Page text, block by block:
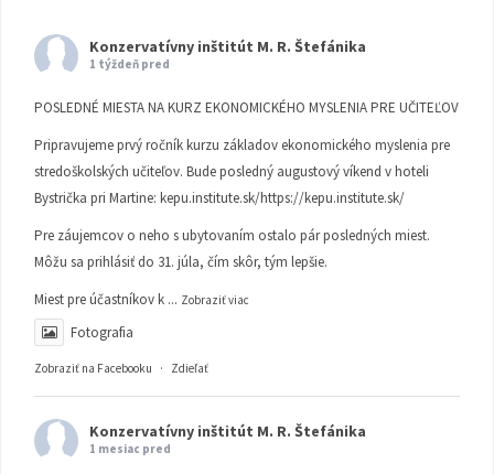
Konzervatívny inštitút M. R. Štefánika
1 týždeň pred
POSLEDNÉ MIESTA NA KURZ EKONOMICKÉHO MYSLENIA PRE UČITEĽOV
Pripravujeme prvý ročník kurzu základov ekonomického myslenia pre
stredoškolských učiteľov. Bude posledný augustový víkend v hoteli
Bystrička pri Martine: kepu.institute.sk/https://kepu.institute.sk/
Pre záujemcov o neho s ubytovaním ostalo pár posledných miest.
Môžu sa prihlásiť do 31. júla, čím skôr, tým lepšie.
Miest pre účastníkov k ... Zobraziť viac
Fotografia
Zobraziť na Facebooku · Zdieľať
Konzervatívny inštitút M. R. Štefánika
1 mesiac pred